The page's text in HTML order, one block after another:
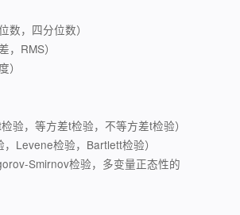
数，四分位数）
，RMS）
）
验，等方差t检验，不等方差t检验）
Levene检验，Bartlett检验）
Smirnov检验，多变量正态性的